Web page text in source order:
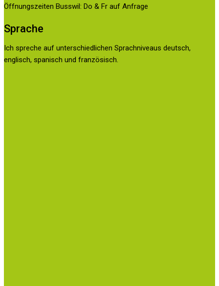
Öffnungszeiten Busswil: Do & Fr auf Anfrage
Sprache
Ich spreche auf unterschiedlichen Sprachniveaus deutsch,
englisch, spanisch und französisch.